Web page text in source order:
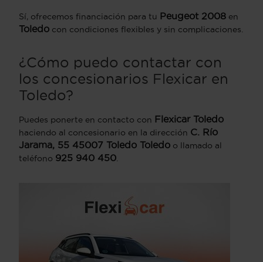
Sí, ofrecemos financiación para tu Peugeot 2008 en
Toledo con condiciones flexibles y sin complicaciones.
¿Cómo puedo contactar con
los concesionarios Flexicar en
Toledo?
Puedes ponerte en contacto con Flexicar Toledo
haciendo al concesionario en la dirección C. Río
Jarama, 55 45007 Toledo Toledo o llamado al
teléfono 925 940 450